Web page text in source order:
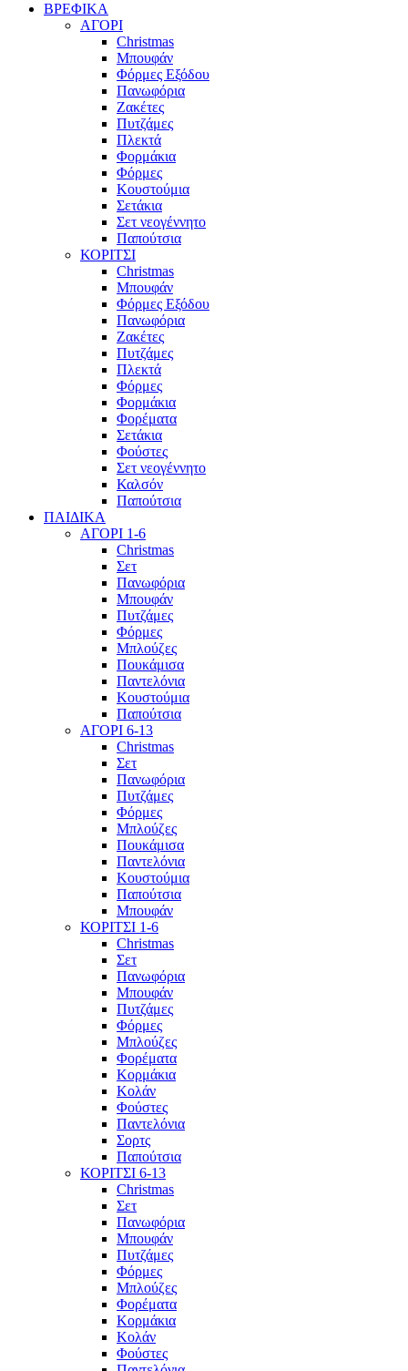
ΒΡΕΦΙΚΑ
ΑΓΟΡΙ
Christmas
Μπουφάν
Φόρμες Εξόδου
Πανωφόρια
Ζακέτες
Πυτζάμες
Πλεκτά
Φορμάκια
Φόρμες
Κουστούμια
Σετάκια
Σετ νεογέννητο
Παπούτσια
ΚΟΡΙΤΣΙ
Christmas
Μπουφάν
Φόρμες Εξόδου
Πανωφόρια
Ζακέτες
Πυτζάμες
Πλεκτά
Φόρμες
Φορμάκια
Φορέματα
Σετάκια
Φούστες
Σετ νεογέννητο
Καλσόν
Παπούτσια
ΠΑΙΔΙΚΑ
ΑΓΟΡΙ 1-6
Christmas
Σετ
Πανωφόρια
Μπουφάν
Πυτζάμες
Φόρμες
Μπλούζες
Πουκάμισα
Παντελόνια
Κουστούμια
Παπούτσια
ΑΓΟΡΙ 6-13
Christmas
Σετ
Πανωφόρια
Πυτζάμες
Φόρμες
Μπλούζες
Πουκάμισα
Παντελόνια
Κουστούμια
Παπούτσια
Μπουφάν
ΚΟΡΙΤΣΙ 1-6
Christmas
Σετ
Πανωφόρια
Μπουφάν
Πυτζάμες
Φόρμες
Μπλούζες
Φορέματα
Κορμάκια
Κολάν
Φούστες
Παντελόνια
Σορτς
Παπούτσια
ΚΟΡΙΤΣΙ 6-13
Christmas
Σετ
Πανωφόρια
Μπουφάν
Πυτζάμες
Φόρμες
Μπλούζες
Φορέματα
Κορμάκια
Κολάν
Φούστες